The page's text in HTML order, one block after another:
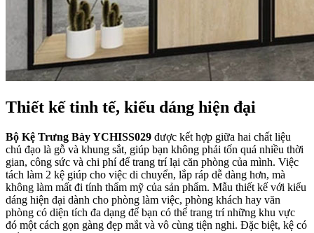
Thiết kế tinh tế, kiểu dáng hiện đại
Bộ Kệ Trưng Bày YCHISS029 được kết hợp giữa hai chất liệu
chủ đạo là gỗ và khung sắt, giúp bạn không phải tốn quá nhiều thời
gian, công sức và chi phí để trang trí lại căn phòng của mình. Việc
tách làm 2 kệ giúp cho việc di chuyển, lắp ráp dễ dàng hơn, mà
không làm mất đi tính thẩm mỹ của sản phẩm. Mẫu thiết kế với kiểu
dáng hiện đại dành cho phòng làm việc, phòng khách hay văn
phòng có diện tích đa dạng để bạn có thể trang trí những khu vực
đó một cách gọn gàng đẹp mắt và vô cùng tiện nghi. Đặc biệt, kệ có